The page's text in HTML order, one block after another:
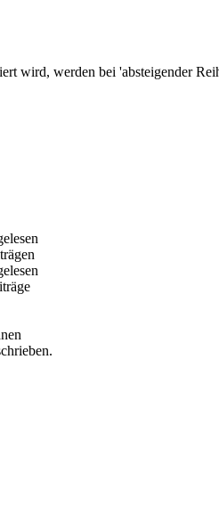
wird, werden bei 'absteigender